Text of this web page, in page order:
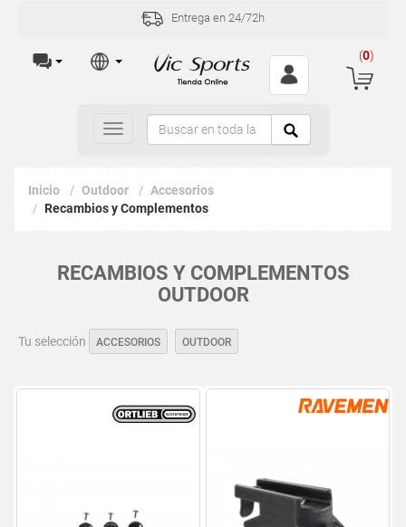
Entrega en 24/72h
(0)
Toggle
navigation
Inicio Outdoor
Accesorios
Recambios y Complementos
RECAMBIOS Y COMPLEMENTOS
OUTDOOR
Tu selección ACCESORIOS OUTDOOR